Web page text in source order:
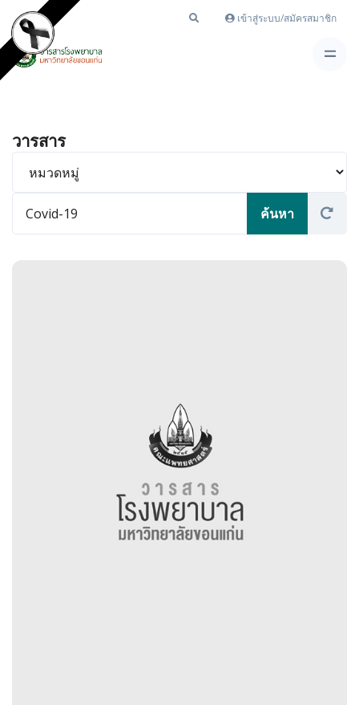
เข้าสู่ระบบ/สมัครสมาชิก
วารสาร